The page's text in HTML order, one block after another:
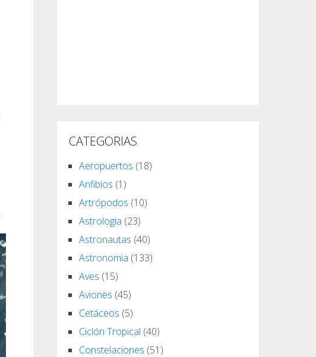
CATEGORIAS
Aeropuertos (18)
Anfibios (1)
Artrópodos (10)
Astrologia (23)
Astronautas (40)
Astronomia (133)
Aves (15)
Aviones (45)
Cetáceos (5)
Ciclón Tropical (40)
Constelaciones (51)